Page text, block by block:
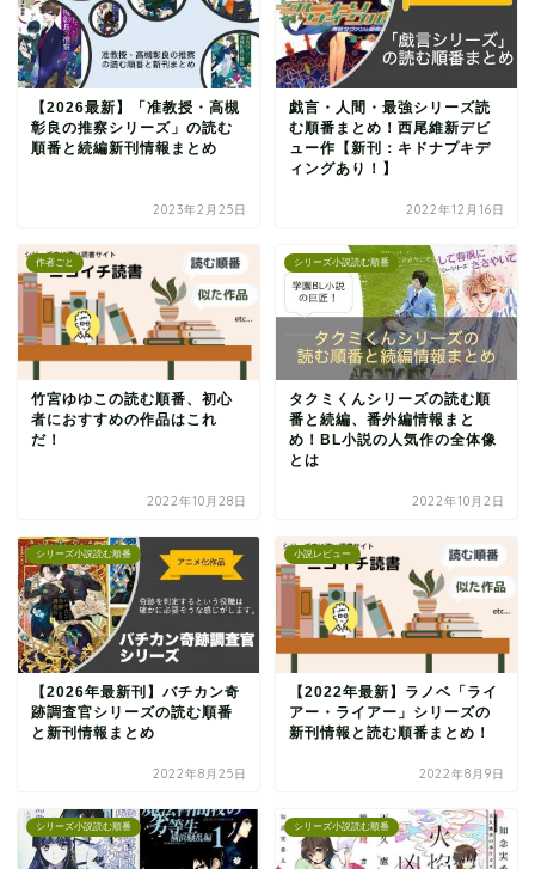
【2026最新】「准教授・高槻
彰良の推察シリーズ」の読む
順番と続編新刊情報まとめ
2023年2月25日
戯言・人間・最強シリーズ読
む順番まとめ！西尾維新デビ
ュー作【新刊：キドナプキデ
ィングあり！】
2022年12月16日
作者ごと
竹宮ゆゆこの読む順番、初心
者におすすめの作品はこれ
だ！
2022年10月28日
シリーズ小説読む順番
タクミくんシリーズの読む順
番と続編、番外編情報まと
め！BL小説の人気作の全体像
とは
2022年10月2日
シリーズ小説読む順番
【2026年最新刊】バチカン奇
跡調査官シリーズの読む順番
と新刊情報まとめ
2022年8月25日
小説レビュー
【2022年最新】ラノベ「ライ
アー・ライアー」シリーズの
新刊情報と読む順番まとめ！
2022年8月9日
シリーズ小説読む順番 シリーズ小説読む順番